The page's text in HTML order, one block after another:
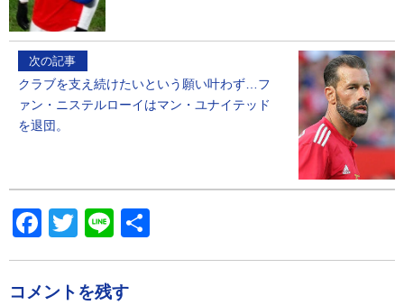
次の記事
クラブを支え続けたいという願い叶わず…フ
ァン・ニステルローイはマン・ユナイテッド
を退団。
Facebook
Twitter
Line
有
コメントを残す